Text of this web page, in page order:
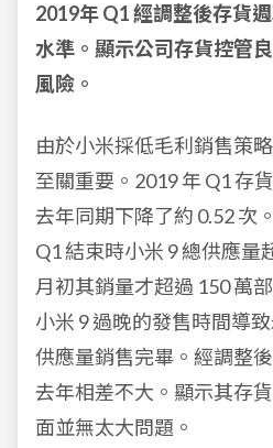
2019年 Q1 經調整後存貨
水準。顯示公司存貨控管
風險。
由於小米採低毛利銷售策
至關重要。2019 年 Q1 存
去年同期下降了約 0.52 次
Q1 結束時小米 9 總供應量
月初其銷量才超過 150 萬
小米 9 過晚的發售時間導
供應量銷售完畢。經調整
去年相差不大。顯示其存
面並無太大問題。